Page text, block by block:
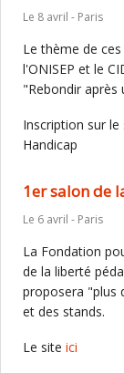
Le 8 avril - Paris
Le thème de
l'ONISEP et le
"Rebondir après
Inscription sur le
Handicap
1er salon de
Le 6 avril - Paris
La Fondation
de la liberté
proposera "plus
et des stands.
Le site ici